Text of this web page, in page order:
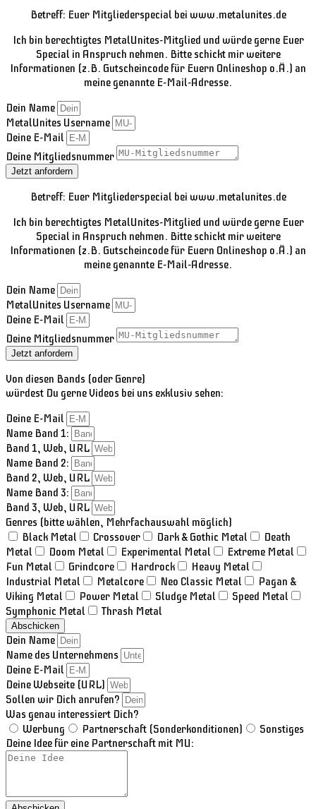
Betreff: Euer Mitgliederspecial bei www.metalunites.de
Ich bin berechtigtes MetalUnites-Mitglied und würde gerne Euer
Special in Anspruch nehmen. Bitte schickt mir weitere
Informationen (z.B. Gutscheincode für Euern Onlineshop o.Ä.) an
meine genannte E-Mail-Adresse.
Dein Name
MetalUnites Username
Deine E-Mail
Deine Mitgliedsnummer
Jetzt anfordern
Betreff: Euer Mitgliederspecial bei www.metalunites.de
Ich bin berechtigtes MetalUnites-Mitglied und würde gerne Euer
Special in Anspruch nehmen. Bitte schickt mir weitere
Informationen (z.B. Gutscheincode für Euern Onlineshop o.Ä.) an
meine genannte E-Mail-Adresse.
Dein Name
MetalUnites Username
Deine E-Mail
Deine Mitgliedsnummer
Jetzt anfordern
Von diesen Bands (oder Genre)
würdest Du gerne Videos bei uns exklusiv sehen:
Deine E-Mail
Name Band 1:
Band 1, Web, URL
Name Band 2:
Band 2, Web, URL
Name Band 3:
Band 3, Web, URL
Genres (bitte wählen, Mehrfachauswahl möglich)
Black Metal
Crossover Dark & Gothic Metal
Death
Metal
Doom Metal Experimental Metal
Extreme Metal
Fun Metal
Grindcore Hardrock
Heavy Metal
Industrial Metal
Metalcore Neo Classic Metal
Pagan &
Viking Metal
Power Metal Sludge Metal
Speed Metal
Symphonic Metal
Thrash Metal
Abschicken
Dein Name
Name des Unternehmens
Deine E-Mail
Deine Webseite (URL)
Sollen wir Dich anrufen?
Was genau interessiert Dich?
Werbung
Partnerschaft (Sonderkonditionen)
Sonstiges
Deine Idee für eine Partnerschaft mit MU: